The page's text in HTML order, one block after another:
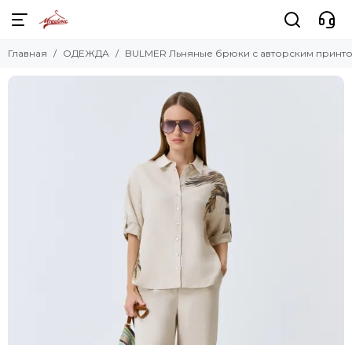
Главная ОДЕЖДА BULMER Льняные брюки с авторским